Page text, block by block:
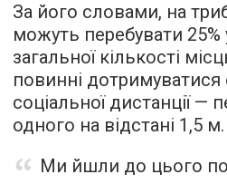
За його словами, на
можуть перебувати 25%
загальної кількості
повинні дотримуватися
соціальної дистанції —
одного на відстані 1,5 м.
Ми йшли до цього